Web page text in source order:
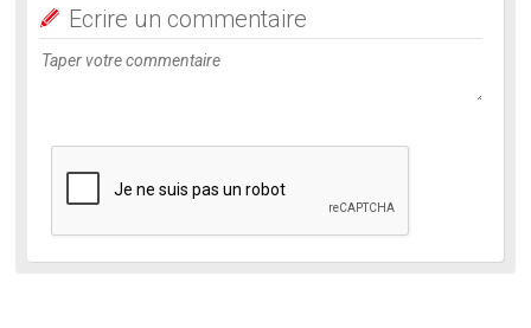
Ecrire un commentaire